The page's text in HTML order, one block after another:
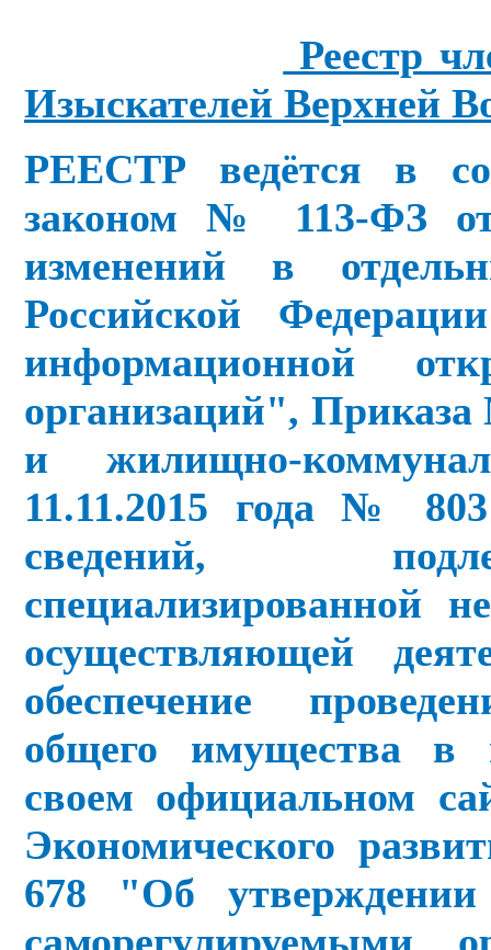
Реестр
Изыскателей Верхней
РЕЕСТР ведётся в
законом № 113-ФЗ
изменений в
Российской
информационной
организаций", Приказа
и жилищно-
11.11.2015 года №
сведений,
специализированной
осуществляющей
обеспечение
общего имущества в
своем официальном
Экономического
678 "Об утверждении